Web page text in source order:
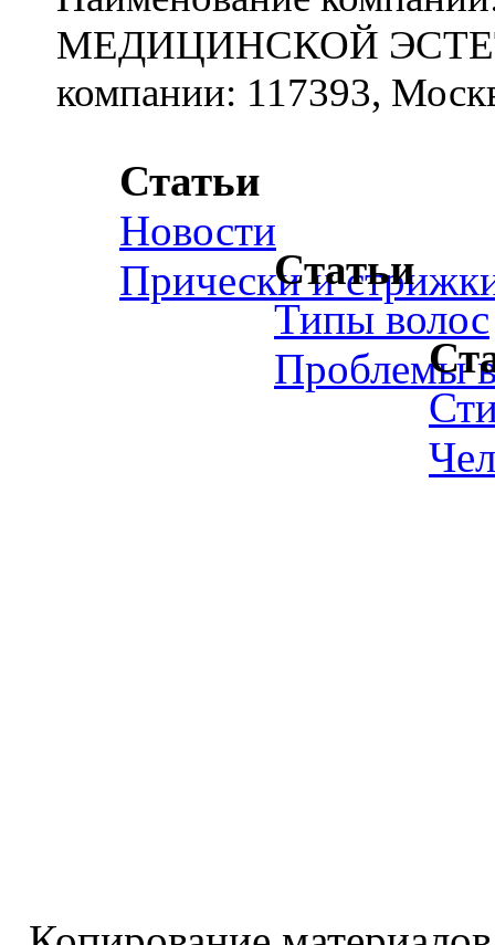
МЕДИЦИНСКОЙ
компании: 117393,
Статьи
Новости
Прически иСтатьи
Типы волос
Проблемы